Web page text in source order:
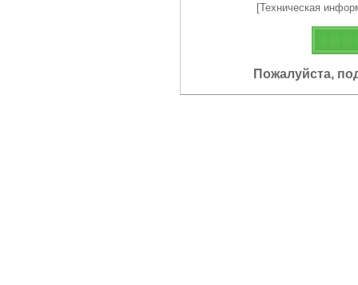
[Техническая
Пожалуйста,